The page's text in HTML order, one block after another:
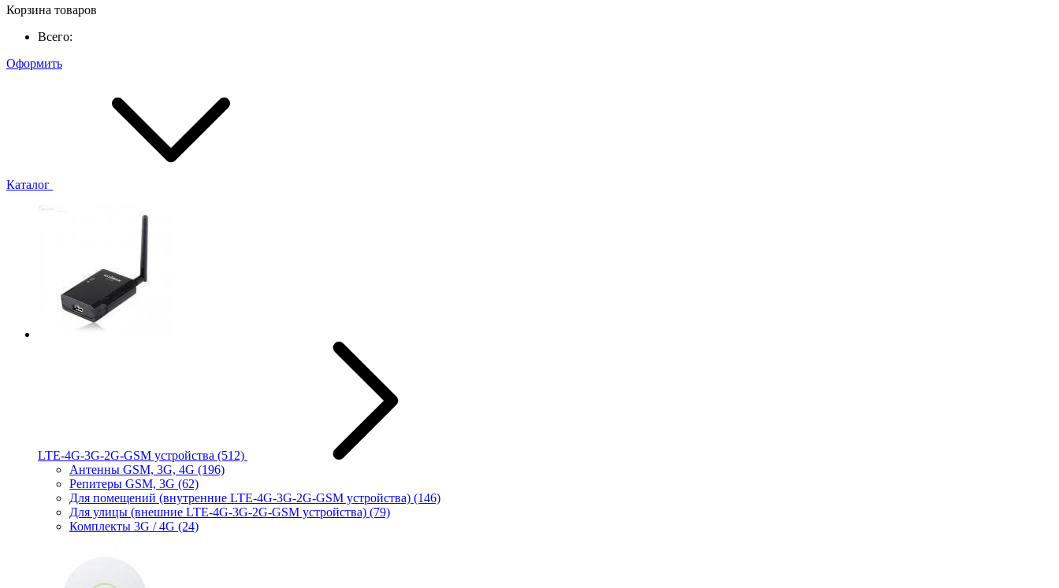
Корзина товаров
Всего:
Оформить
Каталог
LTE-4G-3G-2G-GSM устройства (512)
Антенны GSM, 3G, 4G (196)
Репитеры GSM, 3G (62)
Для помещений (внутренние LTE-4G-3G-2G-GSM устройства) (146)
Для улицы (внешние LTE-4G-3G-2G-GSM устройства) (79)
Комплекты 3G / 4G (24)